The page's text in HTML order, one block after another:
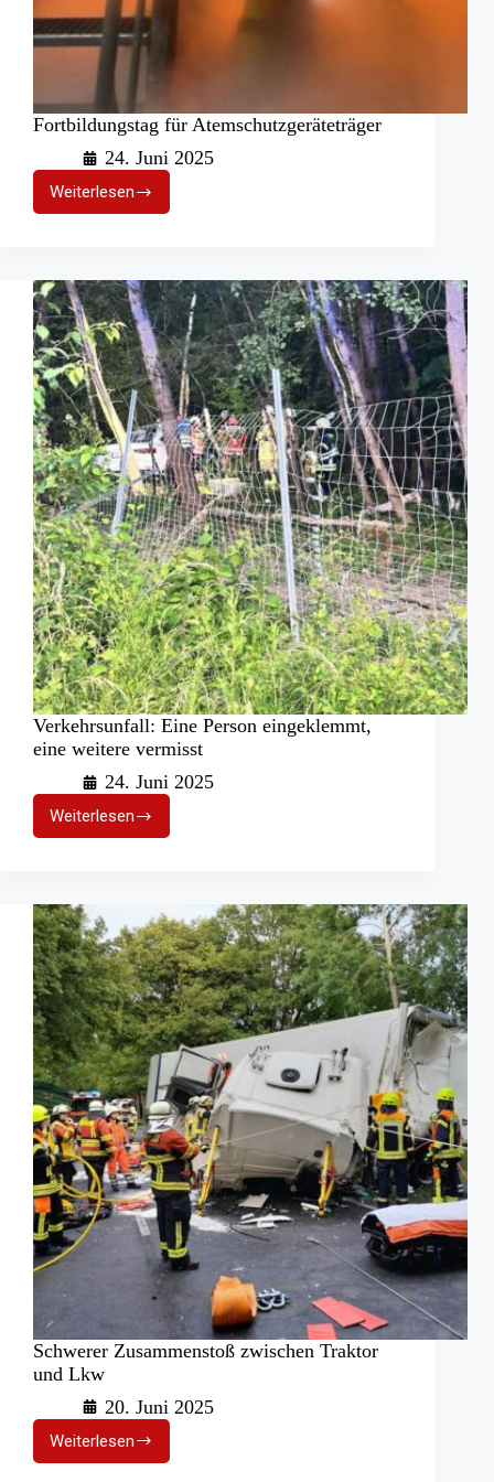
Fortbildungstag für Atemschutzgeräteträger
24. Juni 2025
WeiterlesenFortbildungstag
für
Verkehrsunfall: Eine Person eingeklemmt,
eine weitere vermisst
24. Juni 2025
WeiterlesenVerkehrsunfall:
Eine
weitere
vermisst
Schwerer Zusammenstoß zwischen Traktor
und Lkw
20. Juni 2025
Weiterlesen
Schwerer
Zusammenstoß